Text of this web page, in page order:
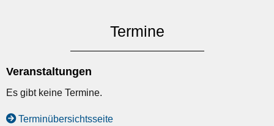
Termine
Veranstaltungen
Es gibt keine Termine.
Terminübersichtsseite